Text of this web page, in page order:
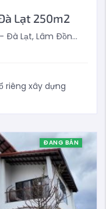
Lạt 250m2
Lâm Đồng, Việt Nam
riêng xây dựng
ĐANG BÁN